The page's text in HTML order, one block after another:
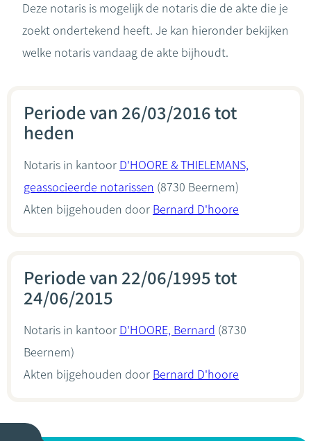
Over de notaris
Deze notaris is mogelijk de notaris die de akte die je
zoekt ondertekend heeft. Je kan hieronder bekijken
welke notaris vandaag de akte bijhoudt.
Periode van 26/03/2016 tot
heden
Notaris in kantoor D'HOORE & THIELEMANS,
geassocieerde notarissen (8730 Beernem)
Akten bijgehouden door Bernard D'hoore
Periode van 22/06/1995 tot
24/06/2015
Notaris in kantoor D'HOORE, Bernard (8730
Beernem)
Akten bijgehouden door Bernard D'hoore